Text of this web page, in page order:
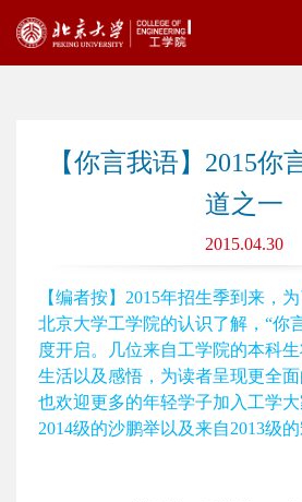
【你言我语】2015你
道之一
2015.04.30
【编者按】2015年招生季到来，
北京大学工学院的认识了解，“你
度开启。几位来自工学院的本科
生活以及感悟，为读者呈现更全面
也欢迎更多的年轻学子加入工学
2014级的沙鹏举以及来自2013级的